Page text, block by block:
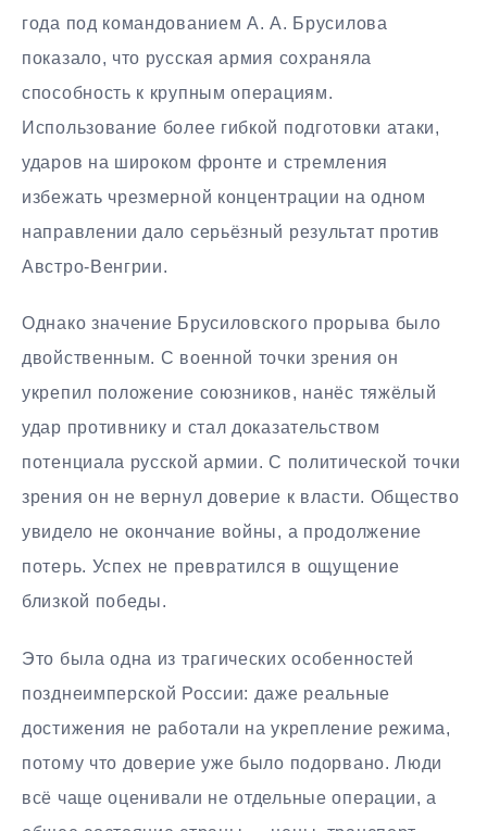
года под командованием А. А. Брусилова
показало, что русская армия сохраняла
способность к крупным операциям.
Использование более гибкой подготовки атаки,
ударов на широком фронте и стремления
избежать чрезмерной концентрации на одном
направлении дало серьёзный результат против
Австро-Венгрии.
Однако значение Брусиловского прорыва было
двойственным. С военной точки зрения он
укрепил положение союзников, нанёс тяжёлый
удар противнику и стал доказательством
потенциала русской армии. С политической точки
зрения он не вернул доверие к власти. Общество
увидело не окончание войны, а продолжение
потерь. Успех не превратился в ощущение
близкой победы.
Это была одна из трагических особенностей
позднеимперской России: даже реальные
достижения не работали на укрепление режима,
потому что доверие уже было подорвано. Люди
всё чаще оценивали не отдельные операции, а